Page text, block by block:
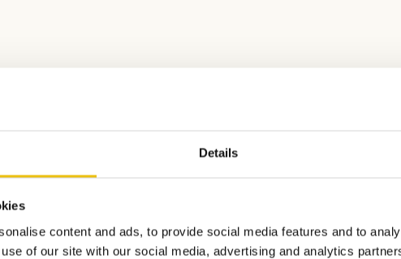
Details
content and ads, to provide social media features and to
of our site with our social media, advertising and analytics